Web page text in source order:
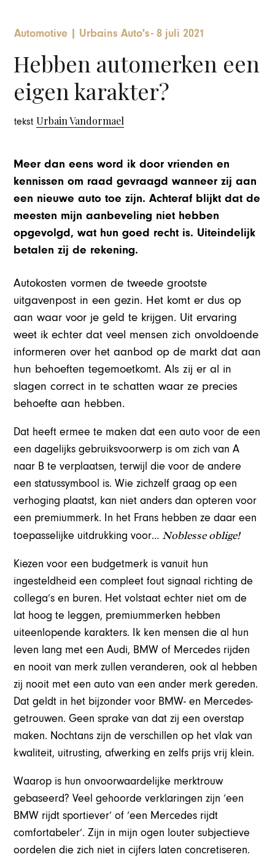
Automotive Urbains Auto's-8 juli 2021
Hebben automerken een
eigen karakter?
tekst Urbain Vandormael
Meer dan eens word ik door vrienden en
kennissen om raad gevraagd wanneer zij aan
een nieuwe auto toe zijn. Achteraf blijkt dat de
meesten mijn aanbeveling niet hebben
opgevolgd, wat hun goed recht is. Uiteindelijk
betalen zij de rekening.
Autokosten vormen de tweede grootste
uitgavenpost in een gezin. Het komt er dus op
aan waar voor je geld te krijgen. Uit ervaring
weet ik echter dat veel mensen zich onvoldoende
informeren over het aanbod op de markt dat aan
hun behoeften tegemoetkomt. Als zij er al in
slagen correct in te schatten waar ze precies
behoefte aan hebben.
Dat heeft ermee te maken dat een auto voor de een
een dagelijks gebruiksvoorwerp is om zich van A
naar B te verplaatsen, terwijl die voor de andere
een statussymbool is. Wie zichzelf graag op een
verhoging plaatst, kan niet anders dan opteren voor
een premiummerk. In het Frans hebben ze daar een
toepasselijke uitdrukking voor…Noblesse oblige!
Kiezen voor een budgetmerk is vanuit hun
ingesteldheid een compleet fout signaal richting de
collega’s en buren. Het volstaat echter niet om de
lat hoog te leggen, premiummerken hebben
uiteenlopende karakters. Ik ken mensen die al hun
leven lang met een Audi, BMW of Mercedes rijden
en nooit van merk zullen veranderen, ook al hebben
zij nooit met een auto van een ander merk gereden.
Dat geldt in het bijzonder voor BMW- en Mercedes-
getrouwen. Geen sprake van dat zij een overstap
maken. Nochtans zijn de verschillen op het vlak van
kwaliteit, uitrusting, afwerking en zelfs prijs vrij klein.
Waarop is hun onvoorwaardelijke merktrouw
gebaseerd? Veel gehoorde verklaringen zijn ‘een
BMW rijdt sportiever’ of ‘een Mercedes rijdt
comfortabeler’. Zijn in mijn ogen louter subjectieve
oordelen die zich niet in cijfers laten concretiseren.